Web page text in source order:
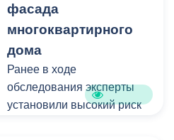
кандидаты мужского пола
на должности
Пункт отбора на военную
службу по контракту г.
Владикавказ, ул. Титова,
фасада
многоквартирного
дома
Ранее в ходе
обследования эксперты
установили высокий риск